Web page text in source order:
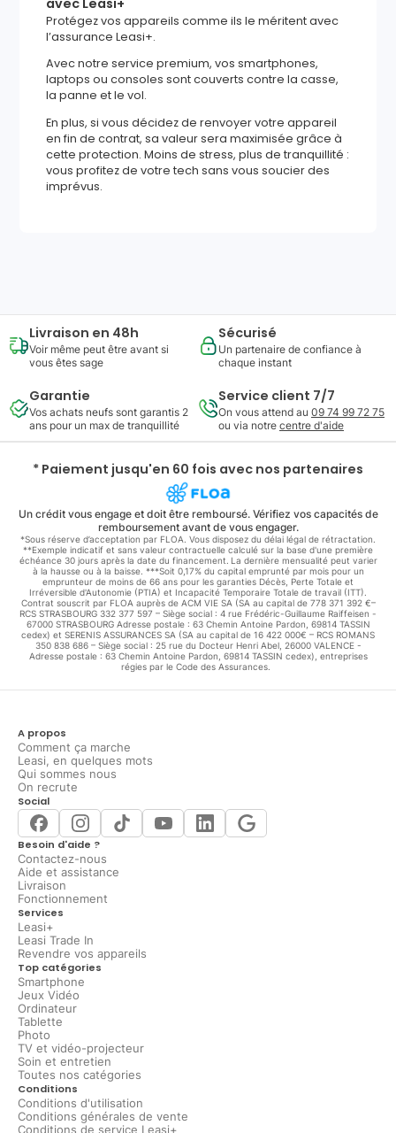
Protégez vos appareils comme ils le méritent avec
l’assurance Leasi+.
Avec notre service premium, vos smartphones,
laptops ou consoles sont couverts contre la casse,
la panne et le vol.
En plus, si vous décidez de renvoyer votre appareil
en fin de contrat, sa valeur sera maximisée grâce à
cette protection. Moins de stress, plus de tranquillité :
vous profitez de votre tech sans vous soucier des
imprévus.
Livraison en 48h
Voir même peut être avant si
vous êtes sage
Sécurisé
Un partenaire de confiance à
chaque instant
Garantie
Vos achats neufs sont garantis 2
ans pour un max de tranquillité
Service client 7/7
On vous attend au 09 74 99 72 75
ou via notre centre d'aide
* Paiement jusqu'en 60 fois avec nos partenaires
Un crédit vous engage et doit être remboursé. Vérifiez vos capacités de
remboursement avant de vous engager.
*Sous réserve d’acceptation par FLOA. Vous disposez du délai légal de rétractation.
**Exemple indicatif et sans valeur contractuelle calculé sur la base d'une première
échéance 30 jours après la date du financement. La dernière mensualité peut varier
à la hausse ou à la baisse. ***Soit 0,17% du capital emprunté par mois pour un
emprunteur de moins de 66 ans pour les garanties Décès, Perte Totale et
Irréversible d'Autonomie (PTIA) et Incapacité Temporaire Totale de travail (ITT).
Contrat souscrit par FLOA auprès de ACM VIE SA (SA au capital de 778 371 392 €–
RCS STRASBOURG 332 377 597 – Siège social : 4 rue Frédéric-Guillaume Raiffeisen -
67000 STRASBOURG Adresse postale : 63 Chemin Antoine Pardon, 69814 TASSIN
cedex) et SERENIS ASSURANCES SA (SA au capital de 16 422 000€ – RCS ROMANS
350 838 686 – Siège social : 25 rue du Docteur Henri Abel, 26000 VALENCE -
Adresse postale : 63 Chemin Antoine Pardon, 69814 TASSIN cedex), entreprises
régies par le Code des Assurances.
A propos
Comment ça marche
Leasi, en quelques mots
Qui sommes nous
On recrute
Social
Besoin d'aide ?
Contactez-nous
Aide et assistance
Livraison
Fonctionnement
Services
Leasi+
Leasi Trade In
Revendre vos appareils
Top catégories
Smartphone
Jeux Vidéo
Ordinateur
Tablette
Photo
TV et vidéo-projecteur
Soin et entretien
Toutes nos catégories
Conditions
Conditions d'utilisation
Conditions générales de vente
Conditions de service Leasi+